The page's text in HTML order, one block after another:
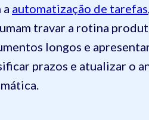
a automatização de tarefas
travar a rotina
longos e
prazos e atualizar o